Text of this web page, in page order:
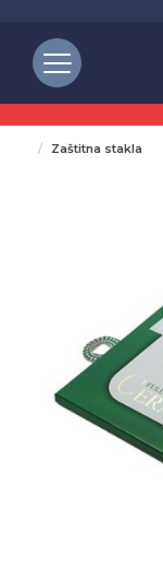
Zaštitna stakla